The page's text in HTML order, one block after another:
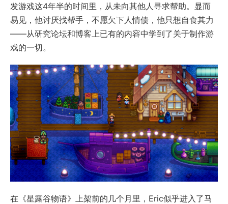
发游戏这4年半的时间里，从未向其他人寻求帮助。显而
易见，他讨厌找帮手，不愿欠下人情债，他只想自食其力
——从研究论坛和博客上已有的内容中学到了关于制作游
戏的一切。
在《星露谷物语》上架前的几个月里，Eric似乎进入了马